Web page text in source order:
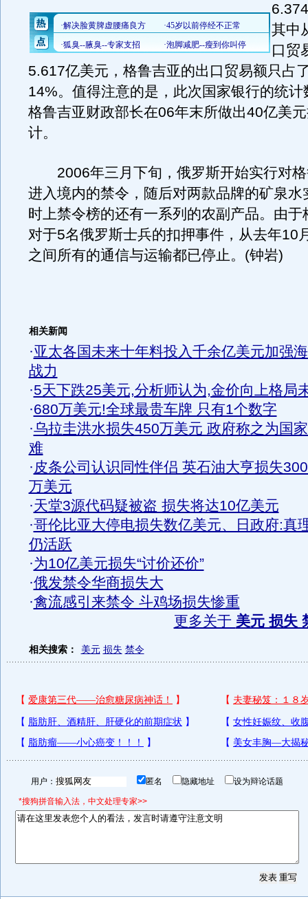
其中
口贸
5.617亿美元，格鲁吉亚的出口贸易额只占
14%。值得注意的是，此次国家银行的统计
格鲁吉亚财政部长在06年末所做出40亿美
计。
2006年三月下旬，俄罗斯开始实行对格
进入境内的禁令，随后对两款品牌的矿泉水
时上禁令榜的还有一系列的农副产品。由于
对于5名俄罗斯士兵的扣押事件，从去年10
之间所有的通信与运输都已停止。(钟岩)
相关新闻
·亚太各国未来十年料投入千余亿美元加强
战力
·5天下跌25美元,分析师认为,金价向上格局
·680万美元!全球最贵车牌 只有1个数字
·乌拉圭洪水损失450万美元 政府称之为国
难
·皮条公司认识同性伴侣 英石油大亨损失
万美元
·天堂3源代码疑被盗 损失将达10亿美元
·哥伦比亚大停电损失数亿美元、日政府:真
仍活跃
·为10亿美元损失“讨价还价”
·俄发禁令华商损失大
·禽流感引来禁令 斗鸡场损失惨重
更多关于 美元 损失
相关搜索： 美元 损失 禁令
用户： 匿名 隐藏地址 设为辩论话题
*搜狗拼音输入法，中文处理专家>>